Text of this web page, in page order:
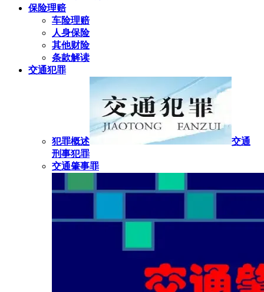
保险理赔
车险理赔
人身保险
其他财险
条款解读
交通犯罪
犯罪概述
交通
刑事犯罪
交通肇事罪